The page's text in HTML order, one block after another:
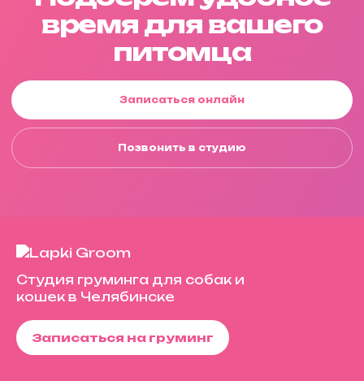
время для вашего
питомца
Записаться онлайн
Позвонить в студию
Студия груминга для собак и
кошек в Челябинске
Записаться на груминг